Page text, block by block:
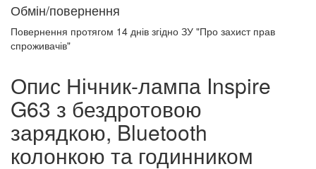
Обмін/повернення
Повернення протягом 14 днів згідно ЗУ "Про захист прав
спроживачів"
Опис Нічник-лампа Inspire
G63 з бездротовою
зарядкою, Bluetooth
колонкою та годинником